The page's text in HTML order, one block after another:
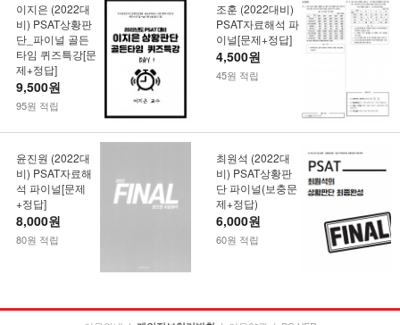
이지은 (2022대
비) PSAT상황판
단_파이널 골든
타임 퀴즈특강[문
제+정답]
9,500원
95원 적립
조훈 (2022대비)
PSAT자료해석 파
이널[문제+정답]
4,500원
45원 적립
윤진원 (2022대
비) PSAT자료해
석 파이널[문제
+정답]
8,000원
80원 적립
최원석 (2022대
비) PSAT상황판
단 파이널(보충문
제+정답)
6,000원
60원 적립